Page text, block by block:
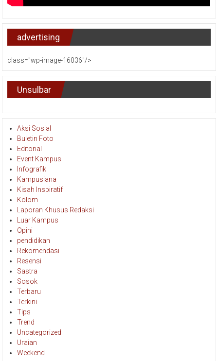
advertising
Unsulbar
Aksi Sosial
Buletin Foto
Editorial
Event Kampus
Infografik
Kampusiana
Kisah Inspiratif
Kolom
Laporan Khusus Redaksi
Luar Kampus
Opini
pendidikan
Rekomendasi
Resensi
Sastra
Sosok
Terbaru
Terkini
Tips
Trend
Uncategorized
Uraian
Weekend